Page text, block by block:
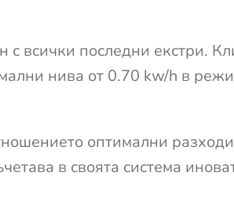
всички последни екстри.
нива от 0.70 kw/h в
оптимални
в своята система